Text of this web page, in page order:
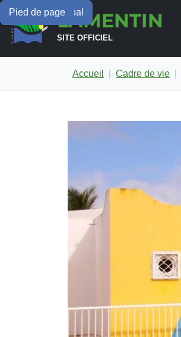
Menu principal
Contenu principal
Pied de pageLAMENTIN
SITE OFFICIEL
Accueil Cadre de vie